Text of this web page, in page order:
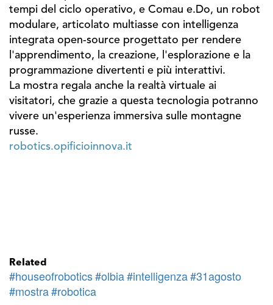
tempi del ciclo operativo, e Comau e.Do, un robot
modulare, articolato multiasse con intelligenza
integrata open-source progettato per rendere
l'apprendimento, la creazione, l'esplorazione e la
programmazione divertenti e più interattivi.
La mostra regala anche la realtà virtuale ai
visitatori, che grazie a questa tecnologia potranno
vivere un'esperienza immersiva sulle montagne
russe.
robotics.opificioinnova.it
Related
#houseofrobotics#olbia#intelligenza#31agosto
#mostra#robotica